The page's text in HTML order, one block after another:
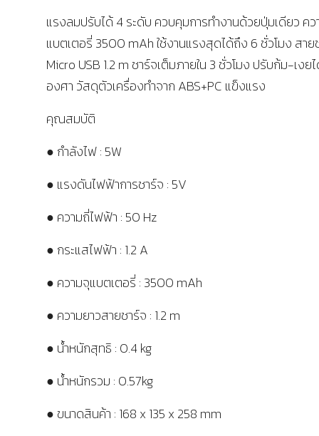
แรงลมปรับได้ 4 ระดับ ควบคุมการทำงานด้วยปุ่มเดียว ค
แบตเตอรี่ 3500 mAh ใช้งานแรงสุดได้ถึง 6 ชั่วโมง สาย
Micro USB 1.2 m ชาร์จเต็มภายใน 3 ชั่วโมง ปรับก้ม-เงย
องศา วัสดุตัวเครื่องทำจาก ABS+PC แข็งแรง
คุณสมบัติ
● กำลังไฟ : 5W
● แรงดันไฟฟ้าการชาร์จ : 5V
● ความถี่ไฟฟ้า : 50 Hz
● กระแสไฟฟ้า : 1.2 A
● ความจุแบตเตอรี่ : 3500 mAh
● ความยาวสายชาร์จ : 1.2 m
● น้ำหนักสุทธิ : 0.4 kg
● น้ำหนักรวม : 0.57kg
● ขนาดสินค้า : 168 x 135 x 258 mm